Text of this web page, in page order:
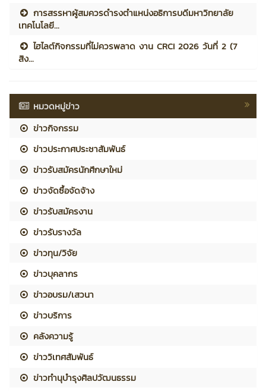
การสรรหาผู้สมควรดำรงตำแหน่งอธิการบดีมหาวิทยาลัย
เทคโนโลยี...
ไฮไลต์กิจกรรมที่ไม่ควรพลาด งาน CRCI 2026 วันที่ 2 (7
สิง...
หมวดหมู่ข่าว
ข่าวกิจกรรม
ข่าวประกาศประชาสัมพันธ์
ข่าวรับสมัครนักศึกษาใหม่
ข่าวจัดซื้อจัดจ้าง
ข่าวรับสมัครงาน
ข่าวรับรางวัล
ข่าวทุน/วิจัย
ข่าวบุคลากร
ข่าวอบรม/เสวนา
ข่าวบริการ
คลังความรู้
ข่าววิเทศสัมพันธ์
ข่าวทำนุบำรุงศิลปวัฒนธรรม